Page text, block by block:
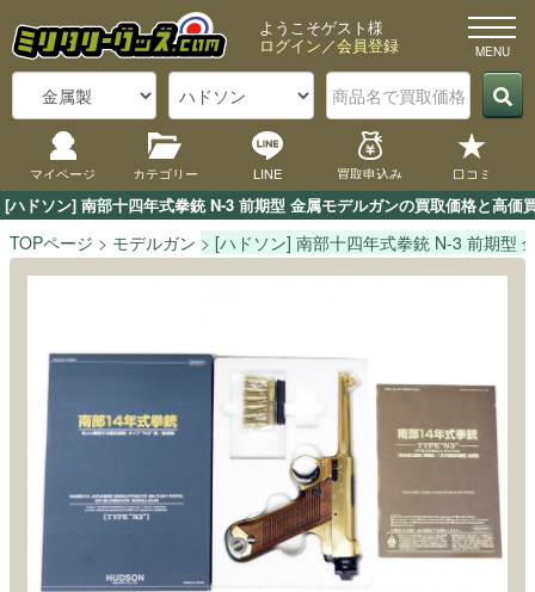
[ハドソン] 南部十四年式拳銃 N-3 前期型 金属モデルガンの買取価格と高
ようこそゲスト様
ログイン／会員登録
マイページ カテゴリー LINE 買取申込み 口コミ
TOPページ モデルガン [ハドソン] 南部十四年式拳銃 N-3 前期型